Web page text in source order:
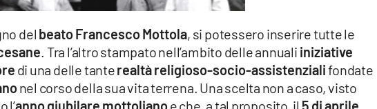
del beato Francesco Mottola, si potessero inserire tutte le
. Tra l’altro stampato nell’ambito delle annuali iniziative
di una delle tanterealtà religioso-socio-assistenzialifondate
nel corso della sua vita terrena. Una scelta non a caso, visto
l’anno giubilare mottolianoe che, a tal proposito, il 5 di aprile